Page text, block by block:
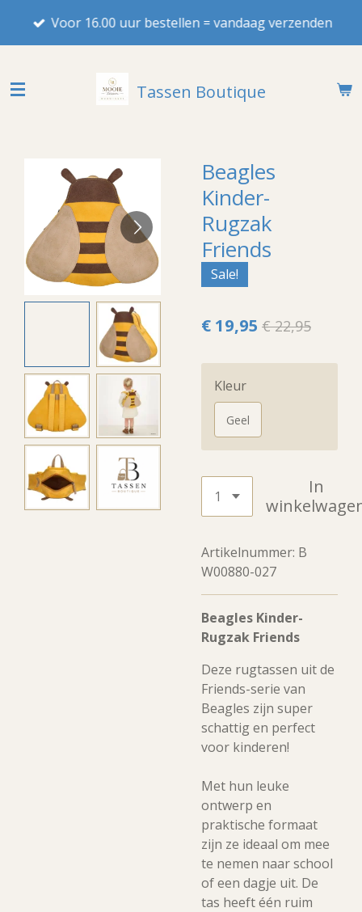
hoofdinhoud
Voor 16.00 uur bestellen = vandaag verzenden
Tassen Boutique
Beagles
Kinder-
Rugzak
Friends
Sale!
€ 19,95 € 22,95
Kleur
Geel
In
Artikelnummer: B
W00880-027
Beagles Kinder-
Rugzak Friends
Deze rugtassen uit de
Friends-serie van
Beagles zijn super
schattig en perfect
voor kinderen!
Met hun leuke
ontwerp en
praktische formaat
zijn ze ideaal om mee
te nemen naar school
of een dagje uit. De
tas heeft één ruim